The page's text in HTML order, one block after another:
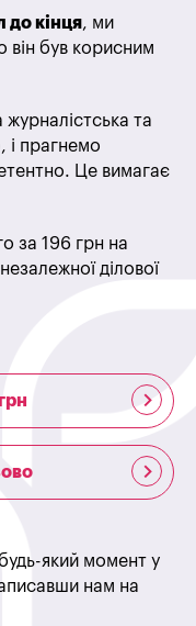
до кінця, ми
він був корисним
та
і прагнемо
Це вимагає
за 196 грн на
ділової
який момент у
нам на